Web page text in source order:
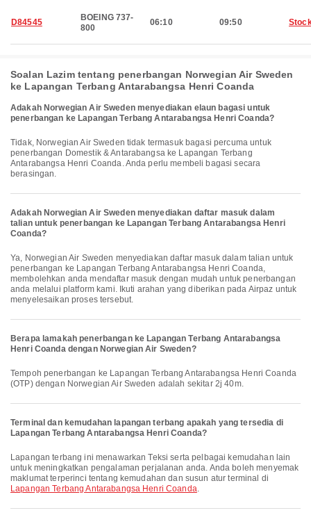
D84545
BOEING 737-
800
06:10 09:50
Soalan Lazim tentang penerbangan Norwegian Air Sweden
ke Lapangan Terbang Antarabangsa Henri Coanda
Adakah Norwegian Air Sweden menyediakan elaun bagasi untuk
penerbangan ke Lapangan Terbang Antarabangsa Henri Coanda?
Tidak, Norwegian Air Sweden tidak termasuk bagasi percuma untuk
penerbangan Domestik & Antarabangsa ke Lapangan Terbang
Antarabangsa Henri Coanda. Anda perlu membeli bagasi secara
berasingan.
Adakah Norwegian Air Sweden menyediakan daftar masuk dalam
talian untuk penerbangan ke Lapangan Terbang Antarabangsa Henri
Coanda?
Ya, Norwegian Air Sweden menyediakan daftar masuk dalam talian untuk
penerbangan ke Lapangan Terbang Antarabangsa Henri Coanda,
membolehkan anda mendaftar masuk dengan mudah untuk penerbangan
anda melalui platform kami. Ikuti arahan yang diberikan pada Airpaz untuk
menyelesaikan proses tersebut.
Berapa lamakah penerbangan ke Lapangan Terbang Antarabangsa
Henri Coanda dengan Norwegian Air Sweden?
Tempoh penerbangan ke Lapangan Terbang Antarabangsa Henri Coanda
(OTP) dengan Norwegian Air Sweden adalah sekitar 2j 40m.
Terminal dan kemudahan lapangan terbang apakah yang tersedia di
Lapangan Terbang Antarabangsa Henri Coanda?
Lapangan terbang ini menawarkan Teksi serta pelbagai kemudahan lain
untuk meningkatkan pengalaman perjalanan anda. Anda boleh menyemak
maklumat terperinci tentang kemudahan dan susun atur terminal di
Lapangan Terbang Antarabangsa Henri Coanda.